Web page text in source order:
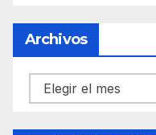
Archivos
Archivos